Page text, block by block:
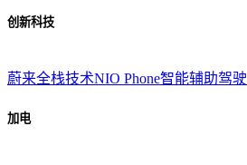
创新科技
蔚来全栈技术NIO Phone智能辅助驾驶
加电